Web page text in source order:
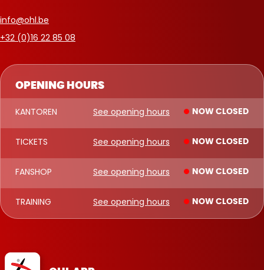
OPENING HOURS
KANTOREN See opening hours NOW CLOSED
TICKETS See opening hours NOW CLOSED
FANSHOP See opening hours NOW CLOSED
TRAINING See opening hours NOW CLOSED
info@ohl.be
+32 (0)16 22 85 08